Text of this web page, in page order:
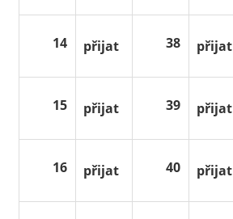
14 přijat 38 přijat
15 přijat 39 přijat
16 přijat 40 přijat